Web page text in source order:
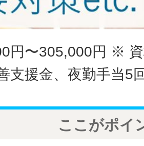
円〜305,000円 ※ 資
支援金、夜勤手当5
ここがポイ